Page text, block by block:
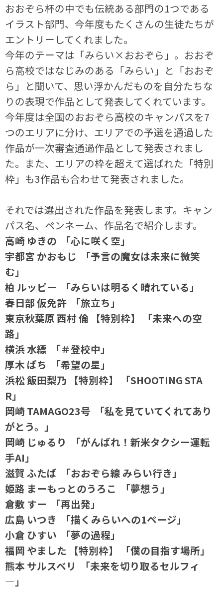
おおぞら杯の中でも伝統ある部門の1つである
イラスト部門、今年度もたくさんの生徒たちが
エントリーしてくれました。
今年のテーマは「みらい×おおぞら」。おおぞ
ら高校ではなじみのある「みらい」と「おおぞ
ら」と聞いて、思い浮かんだものを自分たちな
りの表現で作品として発表してくれています。
今年度は全国のおおぞら高校のキャンパスを7
つのエリアに分け、エリアでの予選を通過した
作品が一次審査通過作品として発表されまし
た。また、エリアの枠を超えて選ばれた「特別
枠」も3作品も合わせて発表されました。
それでは選出された作品を発表します。キャン
パス名、ペンネーム、作品名で紹介します。
高崎 ゆきの 「心に咲く空」
宇都宮 かおもじ 「予言の魔女は未来に微笑
む」
柏 ルッピー 「みらいは明るく晴れている」
春日部 仮免許 「旅立ち」
東京秋葉原 西村 倫 【特別枠】 「未来への空
路」
横浜 水縹 「＃登校中」
厚木 ぱち 「希望の星」
浜松 飯田梨乃 【特別枠】 「SHOOTING STA
R」
岡崎 TAMAGO23号 「私を見ていてくれてあり
がとう。」
岡崎 じゅるり 「がんばれ！新米タクシー運転
手AI」
滋賀 ふたば 「おおぞら線 みらい行き」
姫路 まーもっとのうろこ 「夢想う」
倉敷 すー 「再出発」
広島 いつき 「描くみらいへの1ページ」
小倉 ひすい 「夢の過程」
福岡 やました 【特別枠】 「僕の目指す場所」
熊本 サルスベリ 「未来を切り取るセルフィ
―」